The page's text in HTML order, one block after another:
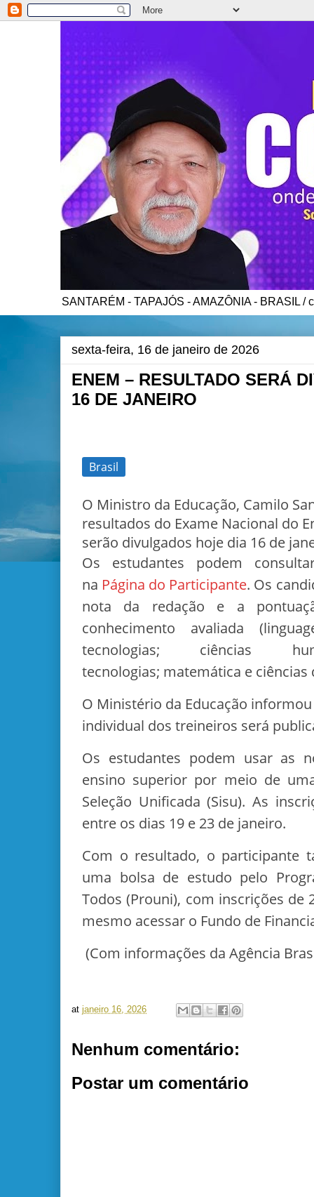
SANTARÉM - TAPAJÓS - AMAZÔNIA - BRASIL /
sexta-feira, 16 de janeiro de 2026
ENEM – RESULTADO SERÁ
16 DE JANEIRO
Brasil
O Ministro da Educação, Camilo
resultados do Exame Nacional do
serão divulgados hoje dia 16 de
Os estudantes podem
na Página do Participante. Os
nota da redação e a
conhecimento avaliada
tecnologias; ciências
tecnologias; matemática e ciências
O Ministério da Educação
individual dos treineiros será
Os estudantes podem usar as
ensino superior por meio de
Seleção Unificada (Sisu). As
entre os dias 19 e 23 de janeiro.
Com o resultado, o participante
uma bolsa de estudo pelo
Todos (Prouni), com inscrições de
mesmo acessar o Fundo de
(Com informações da Agência
at janeiro 16, 2026
Nenhum comentário:
Postar um comentário